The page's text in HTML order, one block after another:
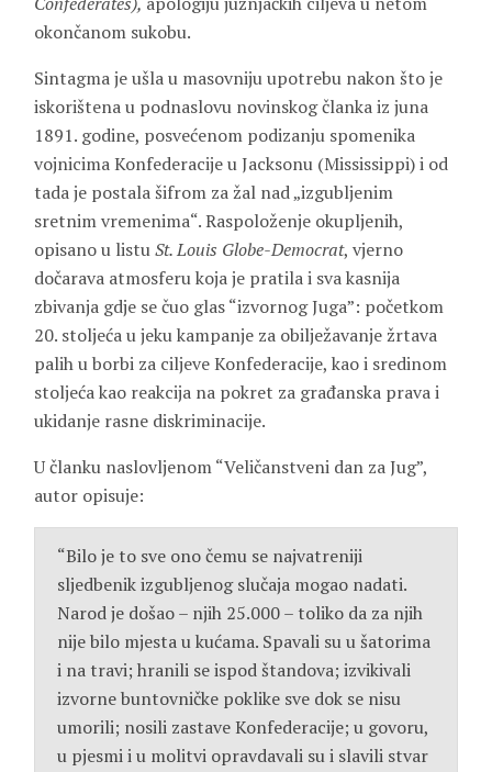
okončanom sukobu.
Sintagma je ušla u masovniju upotrebu nakon što je
iskorištena u podnaslovu novinskog članka iz juna
1891. godine, posvećenom podizanju spomenika
vojnicima Konfederacije u Jacksonu (Mississippi) i od
tada je postala šifrom za žal nad „izgubljenim
sretnim vremenima“. Raspoloženje okupljenih,
opisano u listuSt. Louis Globe-Democrat, vjerno
dočarava atmosferu koja je pratila i sva kasnija
zbivanja gdje se čuo glas “izvornog Juga”: početkom
20. stoljeća u jeku kampanje za obilježavanje žrtava
palih u borbi za ciljeve Konfederacije, kao i sredinom
stoljeća kao reakcija na pokret za građanska prava i
ukidanje rasne diskriminacije.
U članku naslovljenom “Veličanstveni dan za Jug”,
autor opisuje:
“Bilo je to sve ono čemu se najvatreniji
sljedbenik izgubljenog slučaja mogao nadati.
Narod je došao – njih 25.000 – toliko da za njih
nije bilo mjesta u kućama. Spavali su u šatorima
i na travi; hranili se ispod štandova; izvikivali
izvorne buntovničke poklike sve dok se nisu
umorili; nosili zastave Konfederacije; u govoru,
u pjesmi i u molitvi opravdavali su i slavili stvar